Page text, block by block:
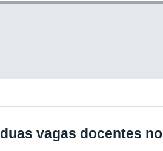
vagas docentes no